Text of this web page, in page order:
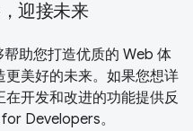
迎接未来
助您打造优质的 Web 体
美好的未来。如果您想详
开发和改进的功能提供反
Developers。